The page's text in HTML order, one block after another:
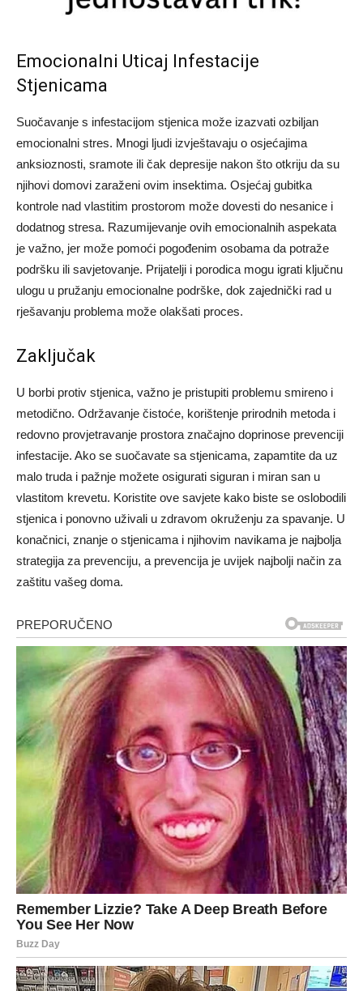
Emocionalni Uticaj Infestacije
Stjenicama
Suočavanje s infestacijom stjenica može izazvati ozbiljan
emocionalni stres. Mnogi ljudi izvještavaju o osjećajima
anksioznosti, sramote ili čak depresije nakon što otkriju da su
njihovi domovi zaraženi ovim insektima. Osjećaj gubitka
kontrole nad vlastitim prostorom može dovesti do nesanice i
dodatnog stresa. Razumijevanje ovih emocionalnih aspekata
je važno, jer može pomoći pogođenim osobama da potraže
podršku ili savjetovanje. Prijatelji i porodica mogu igrati ključnu
ulogu u pružanju emocionalne podrške, dok zajednički rad u
rješavanju problema može olakšati proces.
Zaključak
U borbi protiv stjenica, važno je pristupiti problemu smireno i
metodično. Održavanje čistoće, korištenje prirodnih metoda i
redovno provjetravanje prostora značajno doprinose prevenciji
infestacije. Ako se suočavate sa stjenicama, zapamtite da uz
malo truda i pažnje možete osigurati siguran i miran san u
vlastitom krevetu. Koristite ove savjete kako biste se oslobodili
stjenica i ponovno uživali u zdravom okruženju za spavanje. U
konačnici, znanje o stjenicama i njihovim navikama je najbolja
strategija za prevenciju, a prevencija je uvijek najbolji način za
zaštitu vašeg doma.